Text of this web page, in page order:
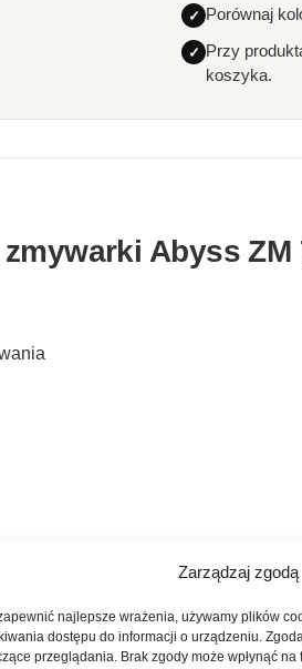
Zarządzaj zgodą
najlepsze wrażenia, używamy plików
dostępu do informacji o urządzeniu.
przeglądania. Brak zgody może wpłynąć na
Porównaj
Przy
koszyka.
Abyss ZM